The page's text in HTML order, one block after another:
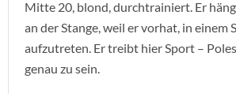
Mitte 20, blond, durchtrainiert. Er
an der Stange, weil er vorhat, in einem
aufzutreten. Er treibt hier Sport –
genau zu sein.